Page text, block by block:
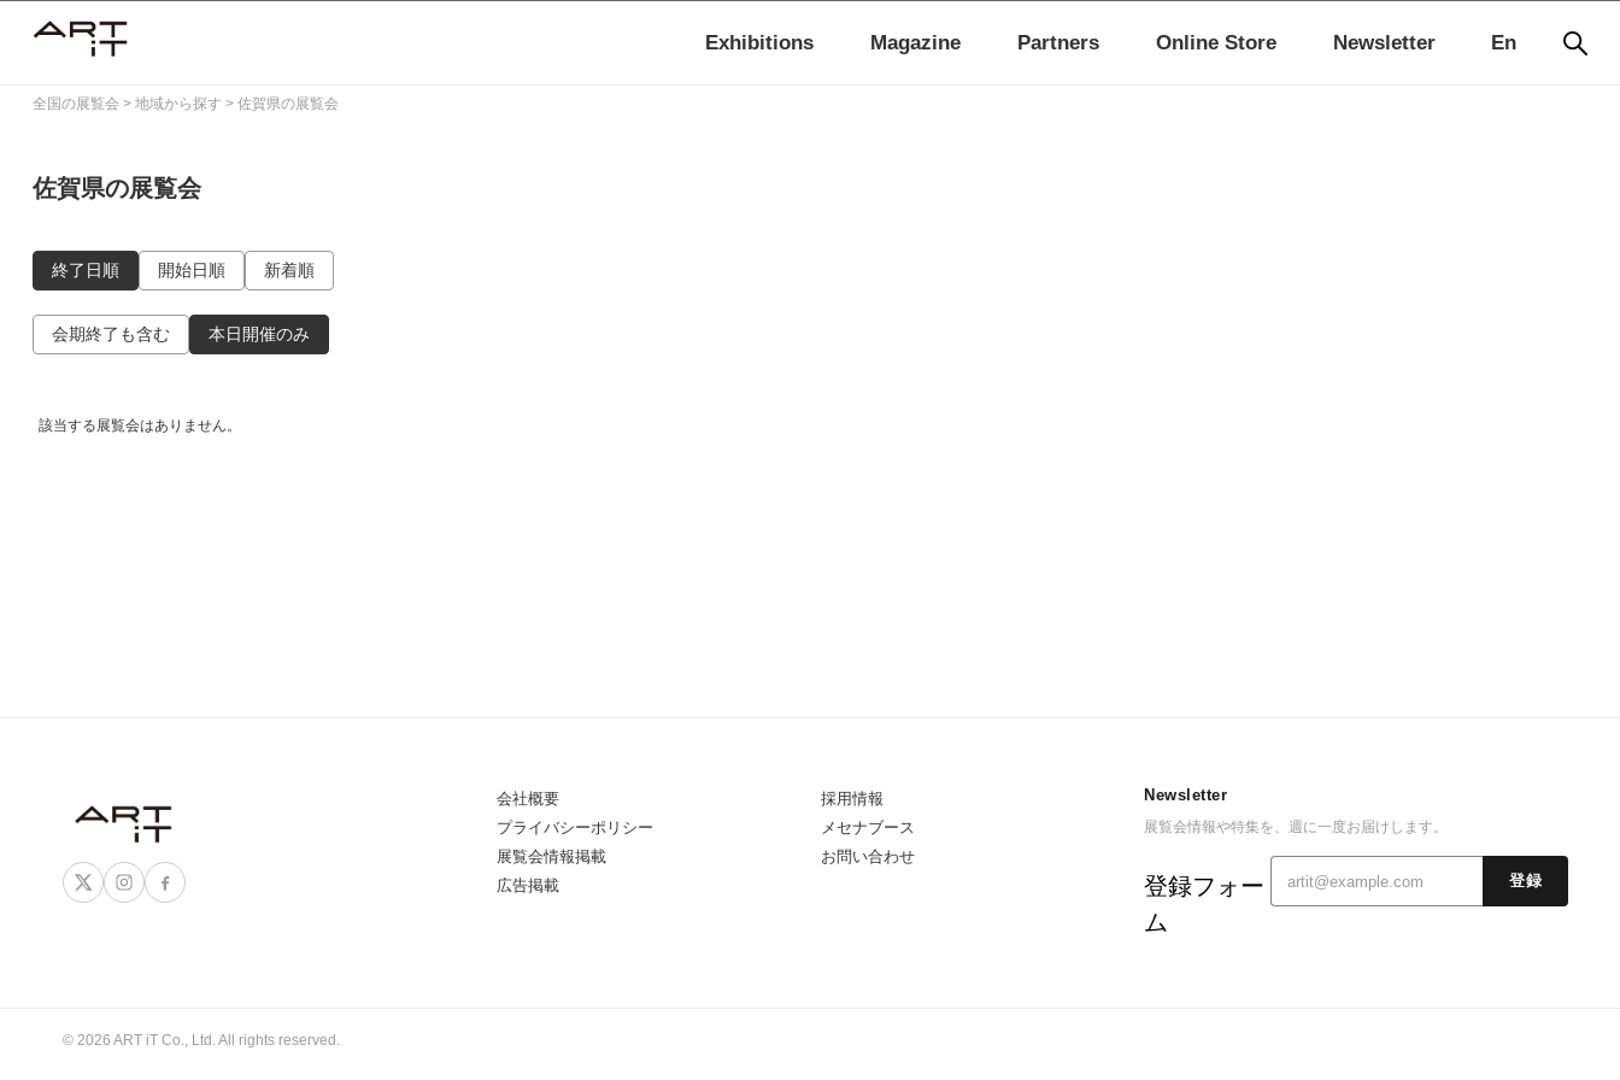
En
Exhibitions Magazine Partners Online Store Newsletter
全国の展覧会 > 地域から探す > 佐賀県の展覧会
佐賀県の展覧会
終了日順 開始日順 新着順
会期終了も含む 本日開催のみ
該当する展覧会はありません。
会社概要
プライバシーポリシー
展覧会情報掲載
広告掲載
採用情報
メセナブース
お問い合わせ
Newsletter
展覧会情報や特集を、週に一度お届けします。
登録フォー
ム
登録
© 2026 ART iT Co., Ltd. All rights reserved.